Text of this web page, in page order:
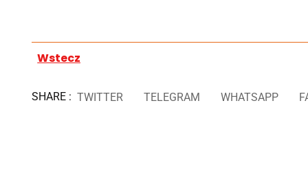
Wstecz
SHARE : TWITTER TELEGRAM WHATSAPP